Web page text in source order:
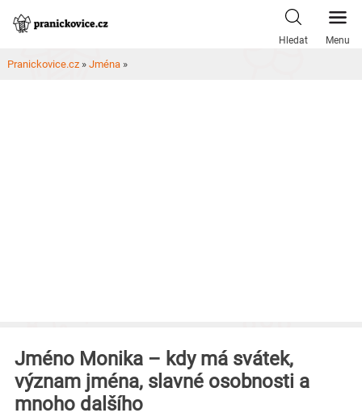
Skip
Hledat Menu
Pranickovice.cz » Jména »
Jméno Monika – kdy má svátek,
význam jména, slavné osobnosti a
mnoho dalšího